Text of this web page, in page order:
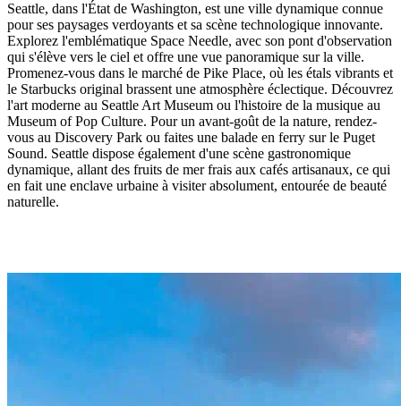
Seattle, dans l'État de Washington, est une ville dynamique connue
pour ses paysages verdoyants et sa scène technologique innovante.
Explorez l'emblématique Space Needle, avec son pont d'observation
qui s'élève vers le ciel et offre une vue panoramique sur la ville.
Promenez-vous dans le marché de Pike Place, où les étals vibrants et
le Starbucks original brassent une atmosphère éclectique. Découvrez
l'art moderne au Seattle Art Museum ou l'histoire de la musique au
Museum of Pop Culture. Pour un avant-goût de la nature, rendez-
vous au Discovery Park ou faites une balade en ferry sur le Puget
Sound. Seattle dispose également d'une scène gastronomique
dynamique, allant des fruits de mer frais aux cafés artisanaux, ce qui
en fait une enclave urbaine à visiter absolument, entourée de beauté
naturelle.